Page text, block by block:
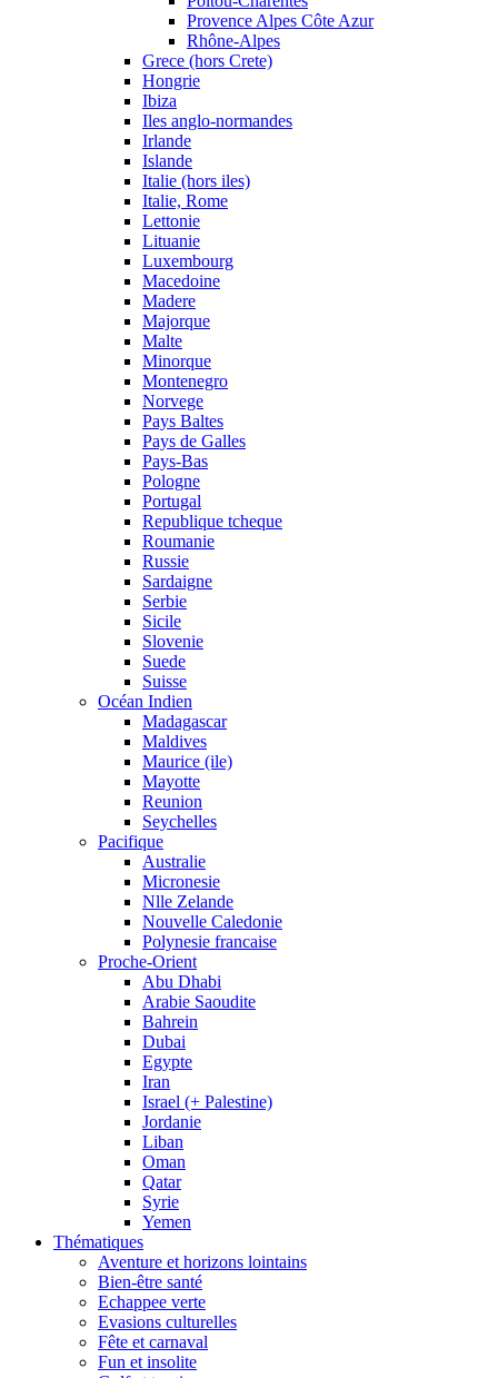
Provence Alpes Côte Azur
Rhône-Alpes
Grece (hors Crete)
Hongrie
Ibiza
Iles anglo-normandes
Irlande
Islande
Italie (hors iles)
Italie, Rome
Lettonie
Lituanie
Luxembourg
Macedoine
Madere
Majorque
Malte
Minorque
Montenegro
Norvege
Pays Baltes
Pays de Galles
Pays-Bas
Pologne
Portugal
Republique tcheque
Roumanie
Russie
Sardaigne
Serbie
Sicile
Slovenie
Suede
Suisse
Océan Indien
Madagascar
Maldives
Maurice (ile)
Mayotte
Reunion
Seychelles
Pacifique
Australie
Micronesie
Nlle Zelande
Nouvelle Caledonie
Polynesie francaise
Proche-Orient
Abu Dhabi
Arabie Saoudite
Bahrein
Dubai
Egypte
Iran
Israel (+ Palestine)
Jordanie
Liban
Oman
Qatar
Syrie
Yemen
Thématiques
Aventure et horizons lointains
Bien-être santé
Echappee verte
Evasions culturelles
Fête et carnaval
Fun et insolite